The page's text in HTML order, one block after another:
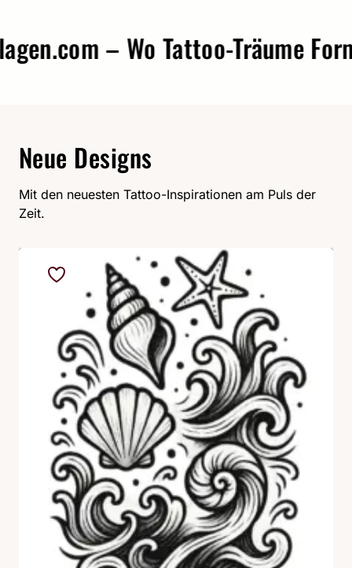
– Wo Tattoo-Träume Form
Neue Designs
Mit den neuesten Tattoo-Inspirationen am Puls der
Zeit.